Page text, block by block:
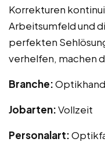
Korrekturen
Arbeitsumfeld und
perfekten
verhelfen, machen
Branche:
Jobarten:Vollzeit
Personalart: